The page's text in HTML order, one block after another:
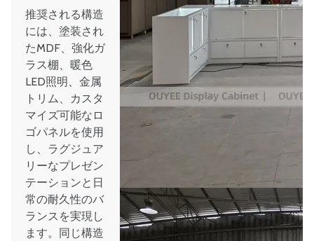
推奨される構造
には、塗装され
たMDF、強化ガ
ラス棚、暖色
LED照明、金属
トリム、カスタ
マイズ可能なロ
ゴパネルを使用
し、ラグジュア
リーなプレゼン
テーションと日
常の耐久性のバ
ランスを実現し
ます。同じ構造